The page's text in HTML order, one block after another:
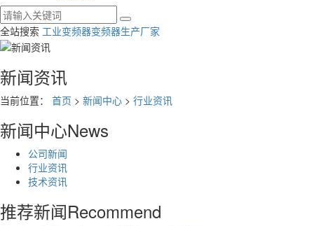
全站搜索 工业变频器变频器生产厂家
新闻资讯
当前位置： 首页 > 新闻中心 > 行业资讯
新闻中心News
公司新闻
行业资讯
技术资讯
推荐新闻Recommend